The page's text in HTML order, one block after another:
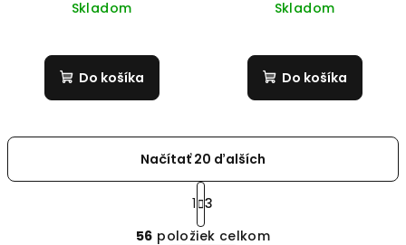
Skladom
Do košíka
Skladom
Do košíka
O
Načítať 20 ďalších
S
t
r
1 3
56 položiek celkom